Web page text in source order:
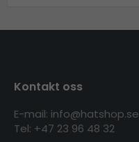
Kontakt oss
E-mail: info@hatshop.se
Tel: +47 23 96 48 32